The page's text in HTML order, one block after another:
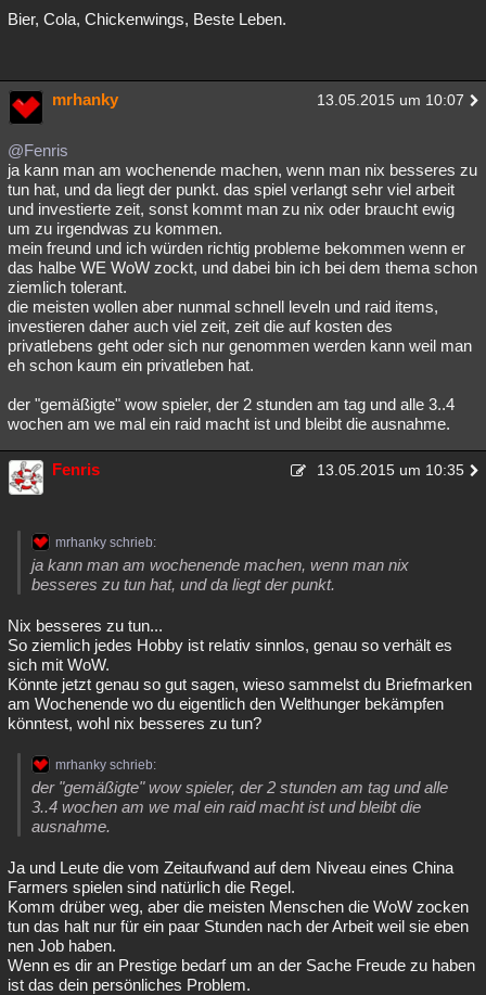
Bier, Cola, Chickenwings, Beste Leben.
mrhanky 13.05.2015 um 10:07
@Fenris
ja kann man am wochenende machen, wenn man nix besseres zu
tun hat, und da liegt der punkt. das spiel verlangt sehr viel arbeit
und investierte zeit, sonst kommt man zu nix oder braucht ewig
um zu irgendwas zu kommen.
mein freund und ich würden richtig probleme bekommen wenn er
das halbe WE WoW zockt, und dabei bin ich bei dem thema schon
ziemlich tolerant.
die meisten wollen aber nunmal schnell leveln und raid items,
investieren daher auch viel zeit, zeit die auf kosten des
privatlebens geht oder sich nur genommen werden kann weil man
eh schon kaum ein privatleben hat.
der "gemäßigte" wow spieler, der 2 stunden am tag und alle 3..4
wochen am we mal ein raid macht ist und bleibt die ausnahme.
Fenris 13.05.2015 um 10:35
mrhanky schrieb:
ja kann man am wochenende machen, wenn man nix
besseres zu tun hat, und da liegt der punkt.
Nix besseres zu tun...
So ziemlich jedes Hobby ist relativ sinnlos, genau so verhält es
sich mit WoW.
Könnte jetzt genau so gut sagen, wieso sammelst du Briefmarken
am Wochenende wo du eigentlich den Welthunger bekämpfen
könntest, wohl nix besseres zu tun?
mrhanky schrieb:
der "gemäßigte" wow spieler, der 2 stunden am tag und alle
3..4 wochen am we mal ein raid macht ist und bleibt die
ausnahme.
Ja und Leute die vom Zeitaufwand auf dem Niveau eines China
Farmers spielen sind natürlich die Regel.
Komm drüber weg, aber die meisten Menschen die WoW zocken
tun das halt nur für ein paar Stunden nach der Arbeit weil sie eben
nen Job haben.
Wenn es dir an Prestige bedarf um an der Sache Freude zu haben
ist das dein persönliches Problem.